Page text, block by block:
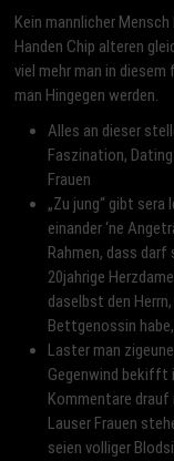
Kein mannlicher
Handen Chip alteren
viel mehr man in
man Hingegen werden.
Alles an dieser
Faszination,
Frauen
„Zu jung“ gibt
einander ‘ne
Rahmen, dass darf
20jahrige
daselbst den
Bettgenossin
Laster man
Gegenwind bekifft
Kommentare
Lauser Frauen
seien volliger